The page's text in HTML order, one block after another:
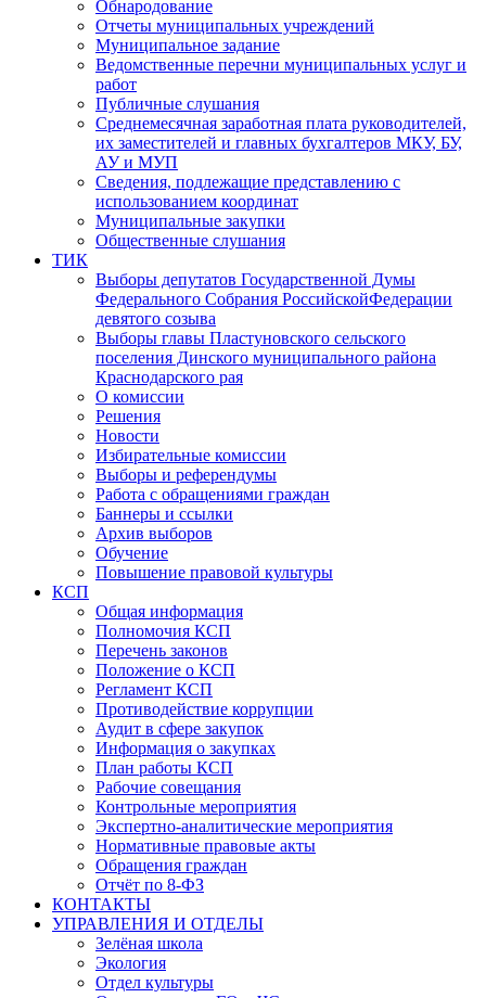
Обнародование
Отчеты муниципальных учреждений
Муниципальное задание
Ведомственные перечни муниципальных услуг и
работ
Публичные слушания
Среднемесячная заработная плата руководителей,
их заместителей и главных бухгалтеров МКУ, БУ,
АУ и МУП
Сведения, подлежащие представлению с
использованием координат
Муниципальные закупки
Общественные слушания
ТИК
Выборы депутатов Государственной Думы
Федерального Собрания РоссийскойФедерации
девятого созыва
Выборы главы Пластуновского сельского
поселения Динского муниципального района
Краснодарского рая
О комиссии
Решения
Новости
Избирательные комиссии
Выборы и референдумы
Работа с обращениями граждан
Баннеры и ссылки
Архив выборов
Обучение
Повышение правовой культуры
КСП
Общая информация
Полномочия КСП
Перечень законов
Положение о КСП
Регламент КСП
Противодействие коррупции
Аудит в сфере закупок
Информация о закупках
План работы КСП
Рабочие совещания
Контрольные мероприятия
Экспертно-аналитические мероприятия
Нормативные правовые акты
Обращения граждан
Отчёт по 8-ФЗ
КОНТАКТЫ
УПРАВЛЕНИЯ И ОТДЕЛЫ
Зелёная школа
Экология
Отдел культуры